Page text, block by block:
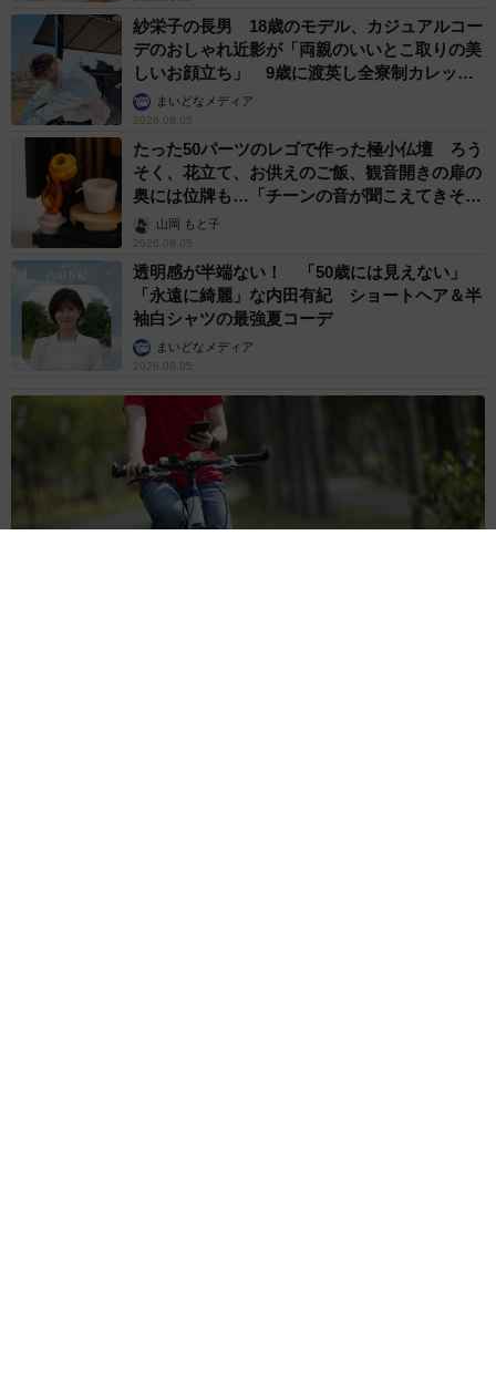
紗栄子の長男 18歳のモデル、カジュアルコー
デのおしゃれ近影が「両親のいいとこ取りの美
しいお顔立ち」 9歳に渡英し全寮制カレッジ
で学ぶまいどなメディア
2026.08.05
たった50パーツのレゴで作った極小仏壇 ろう
そく、花立て、お供えのご飯、観音開きの扉の
奥には位牌も…「チーンの音が聞こえてきそ
う」山岡 もと子
2026.08.05
透明感が半端ない！ 「50歳には見えない」
「永遠に綺麗」な内田有紀 ショートヘア＆半
袖白シャツの最強夏コーデ
まいどなメディア
2026.08.05